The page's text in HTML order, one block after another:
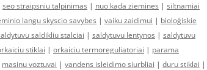
seo straipsniu talpinimas | nuo kada ziemines | siltnamiai
langu skyscio savybes | vaiku zaidimui | bioloģiskie
saldikliu stalciai | saldytuvu lentynos | saldytuvu
stiklai | orkaiciu termoreguliatoriai | parama
masinu voztuvai | vandens isleidimo siurbliai | duru stiklai |